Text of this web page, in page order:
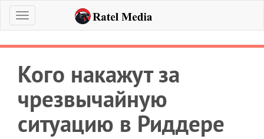
Меню
Кого накажут за
чрезвычайную
ситуацию в Риддере